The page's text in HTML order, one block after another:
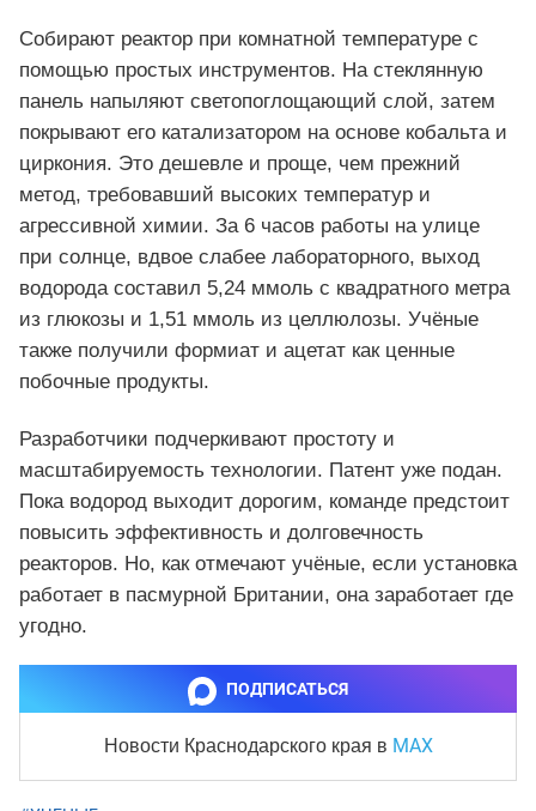
Собирают реактор при комнатной температуре с
помощью простых инструментов. На стеклянную
панель напыляют светопоглощающий слой, затем
покрывают его катализатором на основе кобальта и
циркония. Это дешевле и проще, чем прежний
метод, требовавший высоких температур и
агрессивной химии. За 6 часов работы на улице
при солнце, вдвое слабее лабораторного, выход
водорода составил 5,24 ммоль с квадратного метра
из глюкозы и 1,51 ммоль из целлюлозы. Учёные
также получили формиат и ацетат как ценные
побочные продукты.
Разработчики подчеркивают простоту и
масштабируемость технологии. Патент уже подан.
Пока водород выходит дорогим, команде предстоит
повысить эффективность и долговечность
реакторов. Но, как отмечают учёные, если установка
работает в пасмурной Британии, она заработает где
угодно.
ПОДПИСАТЬСЯ
Новости Краснодарского края в MAX